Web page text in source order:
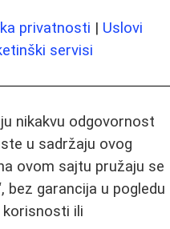
privatnosti | Uslovi
servisi
nikakvu odgovornost
u sadržaju ovog
ovom sajtu pružaju se
bez garancija u pogledu
ili